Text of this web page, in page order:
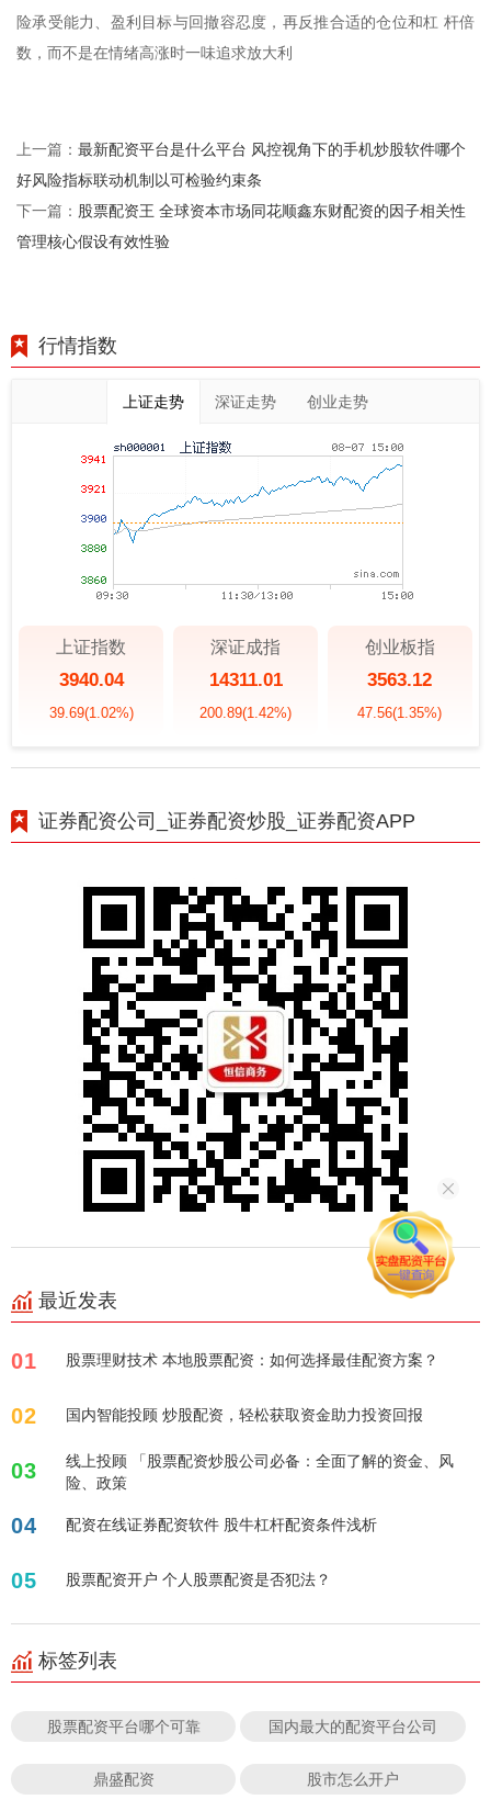
险承受能力、盈利目标与回撤容忍度，再反推合适的仓位和杠 杆倍
数，而不是在情绪高涨时一味追求放大利
上一篇： 最新配资平台是什么平台 风控视角下的手机炒股软件哪个
好风险指标联动机制以可检验约束条
下一篇： 股票配资王 全球资本市场同花顺鑫东财配资的因子相关性
管理核心假设有效性验
行情指数
上证走势 深证走势 创业走势
上证指数
3940.04
39.69(1.02%)
深证成指
14311.01
200.89(1.42%)
创业板指
3563.12
47.56(1.35%)
证券配资公司_证券配资炒股_证券配资APP
最近发表
01 股票理财技术 本地股票配资：如何选择最佳配资方案？
02 国内智能投顾 炒股配资，轻松获取资金助力投资回报
03
线上投顾 「股票配资炒股公司必备：全面了解的资金、风
险、政策
04 配资在线证券配资软件 股牛杠杆配资条件浅析
05 股票配资开户 个人股票配资是否犯法？
标签列表
股票配资平台哪个可靠 国内最大的配资平台公司
鼎盛配资 股市怎么开户